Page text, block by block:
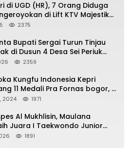
di UGD (HR), 7 Orang Diduga
di Lift KTV Majestik
Bebas, Kantor Hukum JAP
2375
Bupati Sergai Turun Tinjau
di Dusun 4 Desa Sei Periuk
2359
Kungfu Indonesia Kepri
11 Medali Pra Fornas bogor, 3
Perunggu.
2024 1971
Al Mukhlisin, Maulana
Juara I Taekwondo Junior
National Championship 2026
1891